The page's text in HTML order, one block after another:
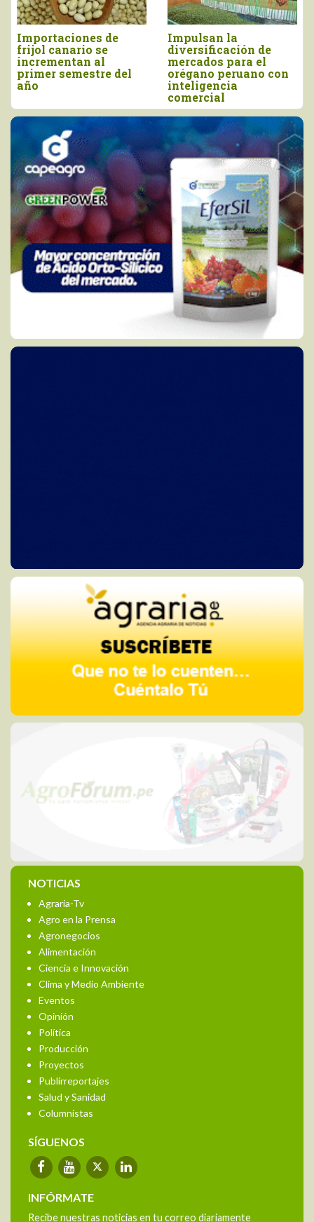
Importaciones de
frijol canario se
incrementan al
primer semestre del
año
Impulsan la
diversificación de
mercados para el
orégano peruano con
inteligencia
comercial
NOTICIAS
Agraria-Tv
Agro en la Prensa
Agronegocios
Alimentación
Ciencia e Innovación
Clima y Medio Ambiente
Eventos
Opinión
Política
Producción
Proyectos
Publirreportajes
Salud y Sanidad
Columnistas
SÍGUENOS
INFÓRMATE
Recibe nuestras noticias en tu correo diariamente